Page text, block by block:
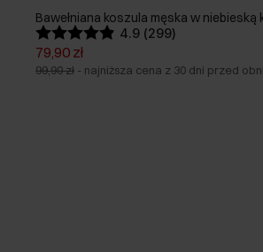
Bawełniana koszula męska w niebieską
4.9 (299)
79,90 zł
99,90 zł - najniższa cena z 30 dni przed